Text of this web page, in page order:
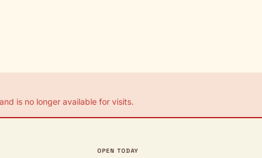
is no longer available for visits.
OPEN TODAY